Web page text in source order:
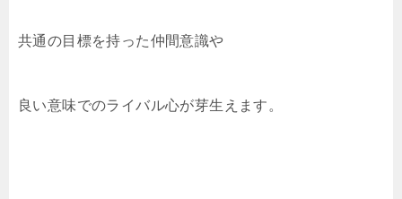
共通の目標を持った仲間意識や
良い意味でのライバル心が芽生えます。